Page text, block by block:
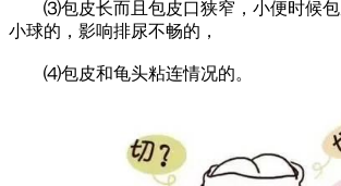
⑶包皮长而且包皮口狭窄，小便时候包
小球的，影响排尿不畅的，
⑷包皮和龟头粘连情况的。